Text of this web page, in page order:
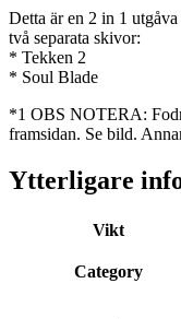
Detta är en 2 in 1
två separata skivor:
* Tekken 2
* Soul Blade
*1 OBS NOTERA:
framsidan. Se bild.
Ytterligare
Vikt
Category